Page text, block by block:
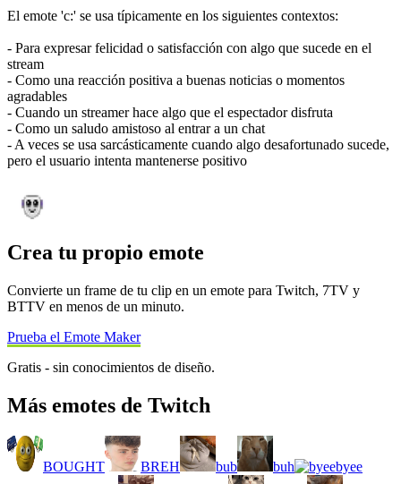
El emote 'c:' se usa típicamente en los siguientes contextos:
- Para expresar felicidad o satisfacción con algo que sucede en el
stream
- Como una reacción positiva a buenas noticias o momentos
agradables
- Cuando un streamer hace algo que el espectador disfruta
- Como un saludo amistoso al entrar a un chat
- A veces se usa sarcásticamente cuando algo desafortunado sucede,
pero el usuario intenta mantenerse positivo
Crea tu propio emote
Convierte un frame de tu clip en un emote para Twitch, 7TV y
BTTV en menos de un minuto.
Prueba el Emote Maker
Gratis - sin conocimientos de diseño.
Más emotes de Twitch
BOUGHT BREH bub buh byee